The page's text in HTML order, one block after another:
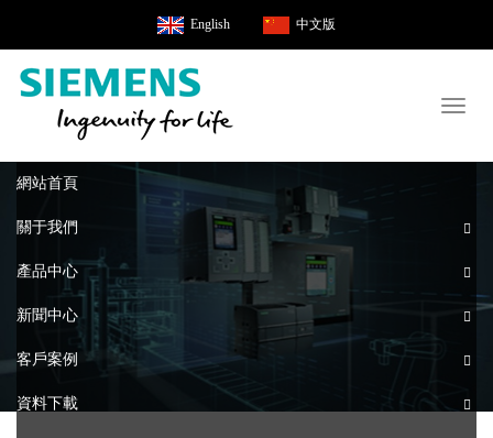
English 中文版
網站首頁
關于我們
產品中心
新聞中心
客戶案例
資料下載